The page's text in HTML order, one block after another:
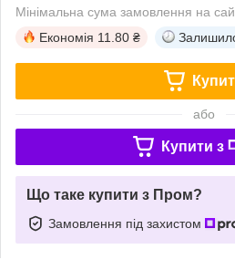
Мінімальна сума замовлення на
Економія 11.80 ₴
або
Купити з
Що таке купити з Пром?
Замовлення під захистом